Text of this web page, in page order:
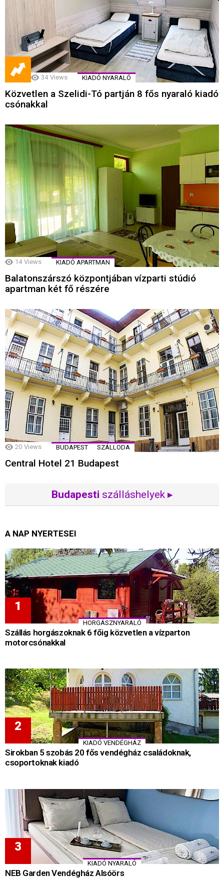
34 Views KIADÓ NYARALÓ
Közvetlen a Szelidi-Tó partján 8 fős nyaraló kiadó
csónakkal
14 Views KIADÓ APARTMAN
Balatonszárszó központjában vízparti stúdió
apartman két fő részére
20 Views BUDAPEST SZÁLLODA
Central Hotel 21 Budapest
Budapesti szálláshelyek ▸
A NAP NYERTESEI
HORGÁSZNYARALÓ
Szállás horgászoknak 6 főig közvetlen a vízparton
motorcsónakkal
KIADÓ VENDÉGHÁZ
Sirokban 5 szobás 20 fős vendégház családoknak,
csoportoknak kiadó
KIADÓ NYARALÓ
NEB Garden Vendégház Alsóörs